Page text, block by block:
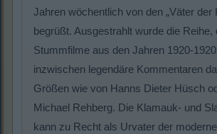
Jahren wöchentlich von den „Väter der
begrüßt. Ausgestrahlt wurde die Reihe,
Stummfilme aus den Jahren 1920-
inzwischen legendäre Kommentaren
Größen wie von Hanns Dieter Hüsch
Michael Rehberg. Die Klamauk- und
kann zu Recht als Urvater der